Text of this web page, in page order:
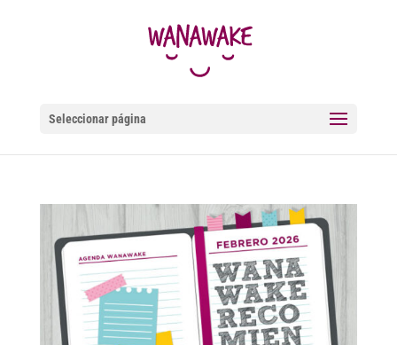
Seleccionar página